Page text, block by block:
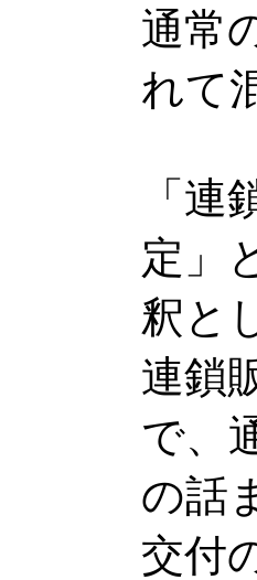
通常
れて
「
定」
釈と
連鎖
で、
の話
交付